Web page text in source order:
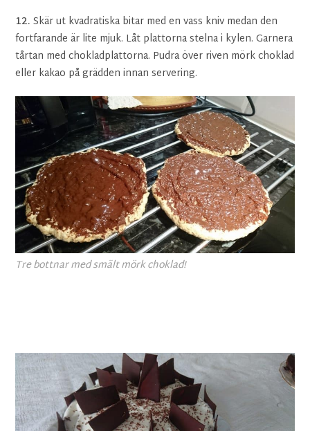
12. Skär ut kvadratiska bitar med en vass kniv medan den
fortfarande är lite mjuk. Låt plattorna stelna i kylen. Garnera
tårtan med chokladplattorna. Pudra över riven mörk choklad
eller kakao på grädden innan servering.
Tre bottnar med smält mörk choklad!